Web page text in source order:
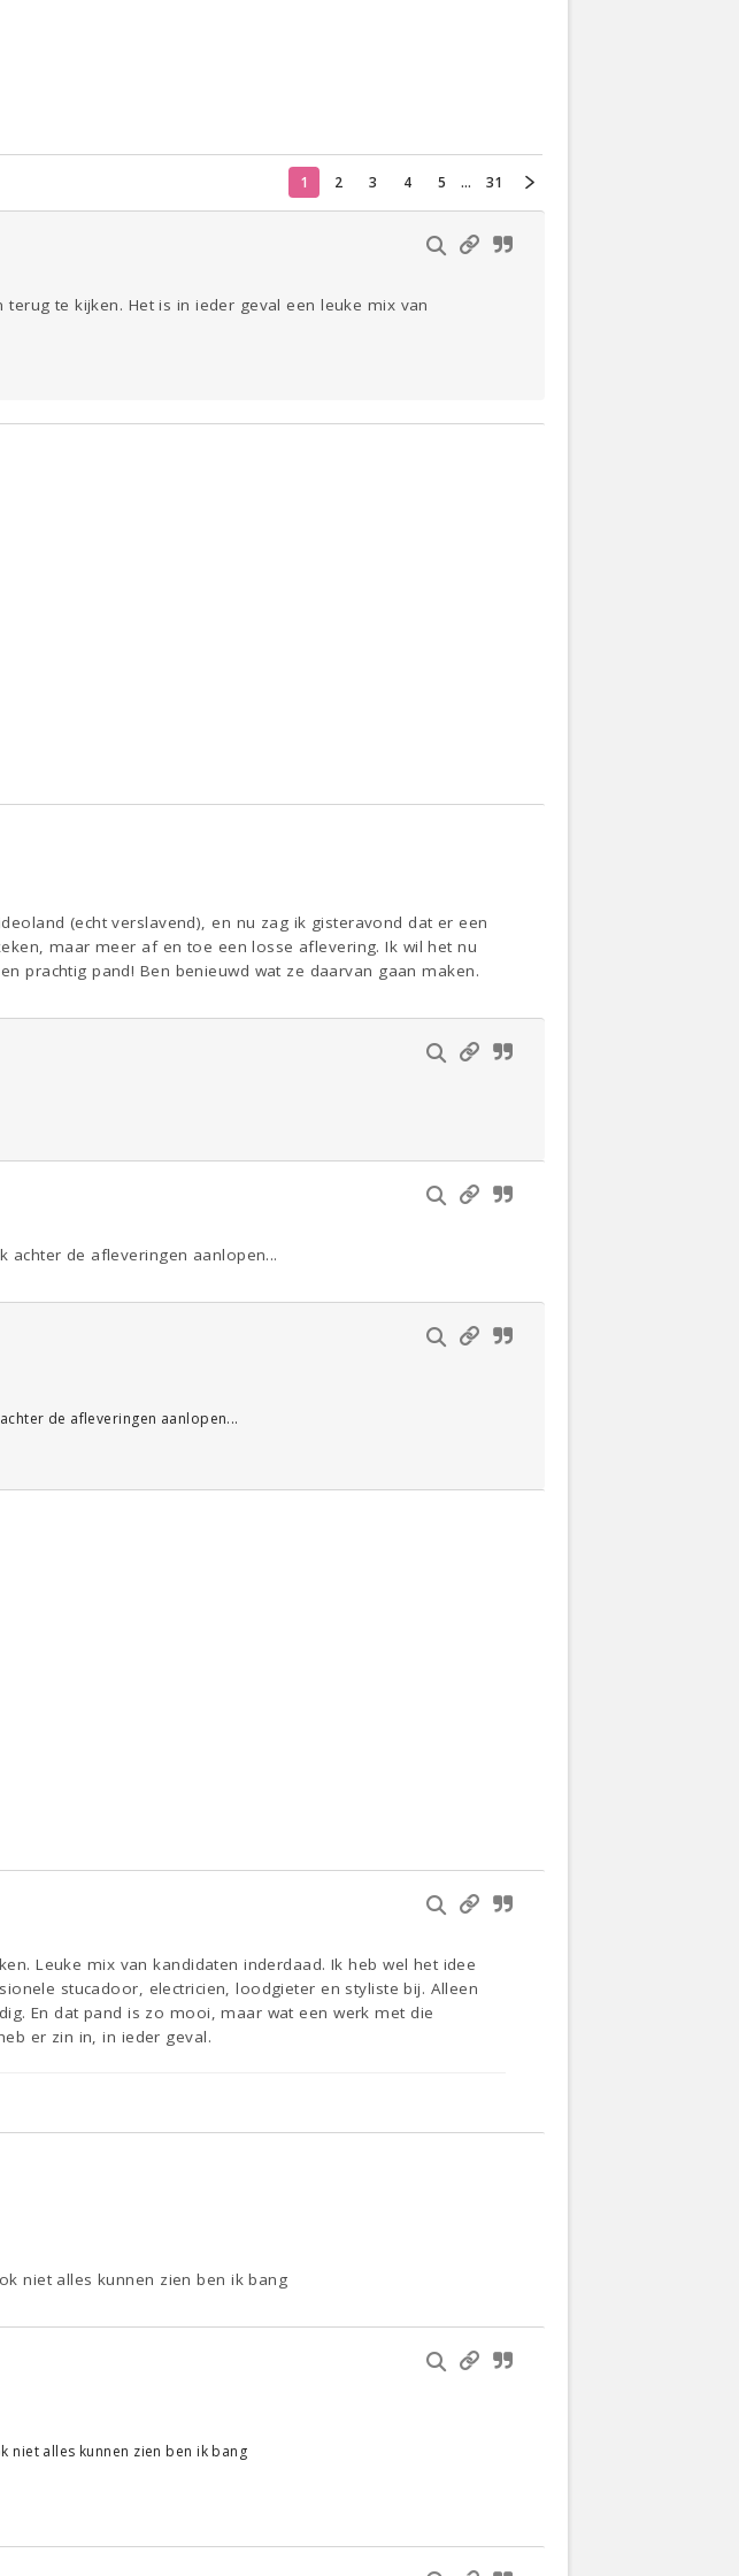
1 2 3 4 5 ... 31
te kijken. Het is in ieder geval een leuke mix van
(echt verslavend), en nu zag ik gisteravond dat er een
maar meer af en toe een losse aflevering. Ik wil het nu
prachtig pand! Ben benieuwd wat ze daarvan gaan maken.
achter de afleveringen aanlopen...
de afleveringen aanlopen...
Leuke mix van kandidaten inderdaad. Ik heb wel het idee
stucadoor, electricien, loodgieter en styliste bij. Alleen
En dat pand is zo mooi, maar wat een werk met die
er zin in, in ieder geval.
niet alles kunnen zien ben ik bang
niet alles kunnen zien ben ik bang